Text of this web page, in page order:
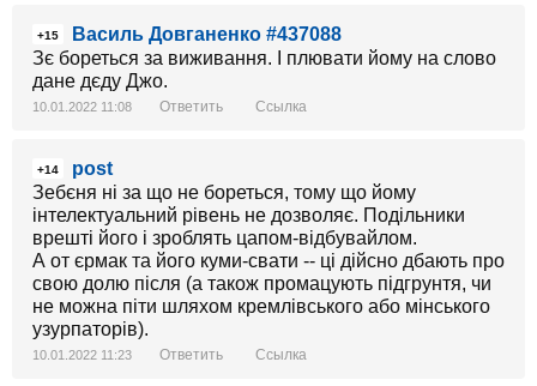
+15
Василь Довганенко #437088
Зє бореться за виживання. І плювати йому на слово
дане дєду Джо.
10.01.2022 11:08 Ответить Ссылка
+14
post
Зебєня ні за що не бореться, тому що йому
інтелектуальний рівень не дозволяє. Подільники
врешті його і зроблять цапом-відбувайлом.
А от єрмак та його куми-свати -- ці дійсно дбають про
свою долю після (а також промацують підгрунтя, чи
не можна піти шляхом кремлівського або мінського
узурпаторів).
10.01.2022 11:23 Ответить Ссылка